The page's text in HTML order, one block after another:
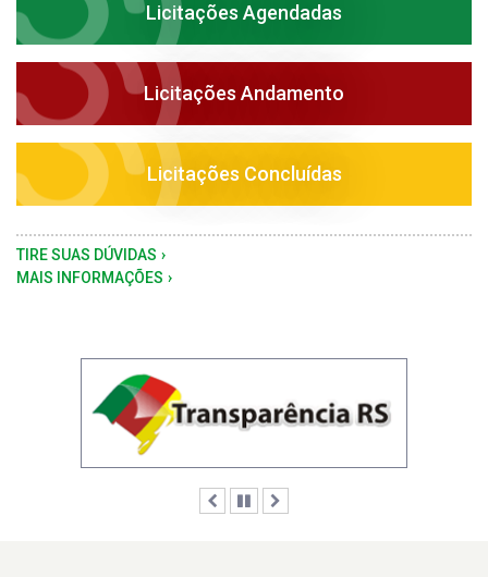
Licitações Agendadas
Licitações Andamento
Licitações Concluídas
TIRE SUAS DÚVIDAS
MAIS INFORMAÇÕES
AnteriorPausar